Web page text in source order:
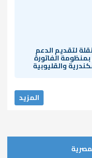
لتقديم الدعم
الفاتورة
والقليوبية
المزيد